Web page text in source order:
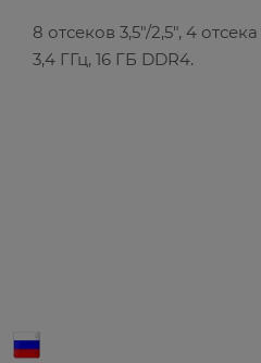
8 отсеков 3,5"/2,5", 4
3,4 ГГц, 16 ГБ DDR4.